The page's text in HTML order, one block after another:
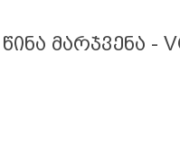
მარჯვენა -